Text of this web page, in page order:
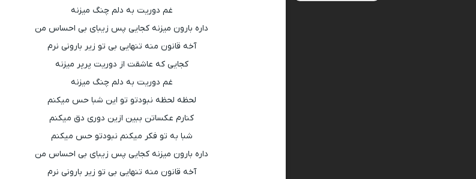
غم دوریت به دلم چنگ میزنه
داره بارون میزنه کجایی پس زیبای بی احساس من
آخه قانون منه تنهایی بی تو زیر بارونی نرم
کجایی که عاشقت از دوریت پرپر میزنه
غم دوریت به دلم چنگ میزنه
لحظه لحظه نبودتو تو این شبا حس میکنم
کنارم عکساتن ببین ازین دوری دق میکنم
شبا به تو فکر میکنم نبودتو حس میکنم
داره بارون میزنه کجایی پس زیبای بی احساس من
آخه قانون منه تنهایی بی تو زیر بارونی نرم